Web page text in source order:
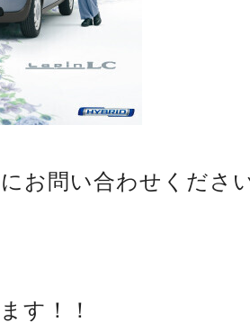
お問い合わせくださ
す！！